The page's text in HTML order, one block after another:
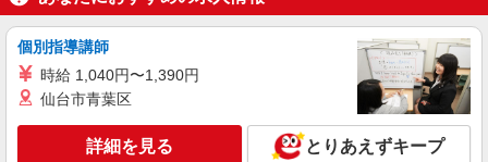
個別指導講師
時給 1,040円〜1,390円
仙台市青葉区
詳細を見る とりあえずキープ